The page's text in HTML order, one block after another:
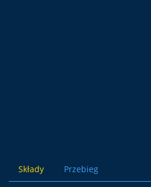
Składy Przebieg